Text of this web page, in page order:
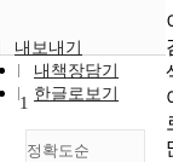
내보내기
내책장담기
한글로보기
정확도순
1